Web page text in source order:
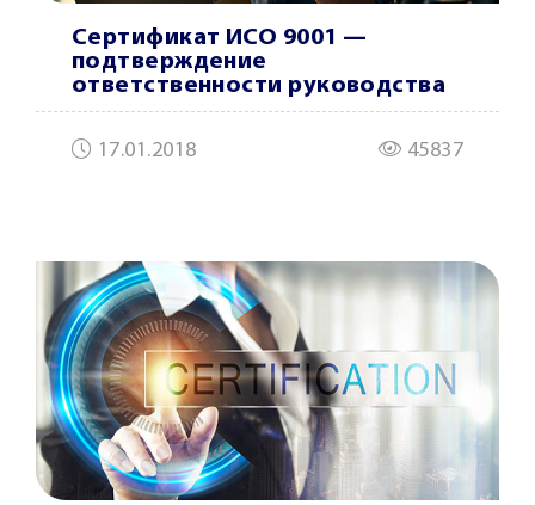
Сертификат ИСО 9001 —
подтверждение
ответственности руководства
17.01.2018 45837